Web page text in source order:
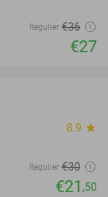
Regulier €36
€27
8.9 star
Regulier €30
€21 ,50